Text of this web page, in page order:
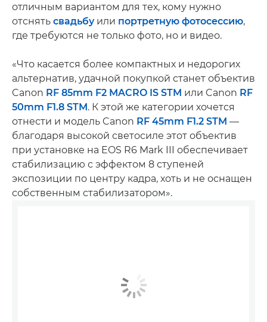
отличным вариантом для тех, кому нужно
отснять свадьбуили портретную фотосессию,
где требуются не только фото, но и видео.
«Что касается более компактных и недорогих
альтернатив, удачной покупкой станет объектив
Canon RF 85mm F2 MACRO IS STM или Canon RF
50mm F1.8 STM. К этой же категории хочется
отнести и модель Canon RF 45mm F1.2 STM —
благодаря высокой светосиле этот объектив
при установке на EOS R6 Mark III обеспечивает
стабилизацию с эффектом 8 ступеней
экспозиции по центру кадра, хоть и не оснащен
собственным стабилизатором».